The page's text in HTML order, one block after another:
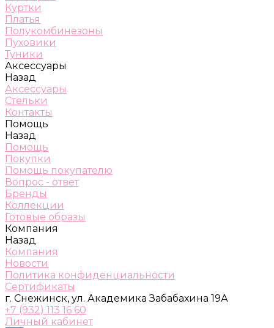
Куртки
Платья
Полукомбинезоны
Пуховики
Туники
Аксессуары
Назад
Аксессуары
Стельки
Контакты
Помощь
Назад
Помощь
Покупки
Помощь покупателю
Вопрос - ответ
Бренды
Коллекции
Готовые образы
Компания
Назад
Компания
Новости
Политика конфиденциальности
Сертификаты
г. Снежинск, ул. Академика Забабахина 19А
+7 (932) 113 16 60
Личный кабинет